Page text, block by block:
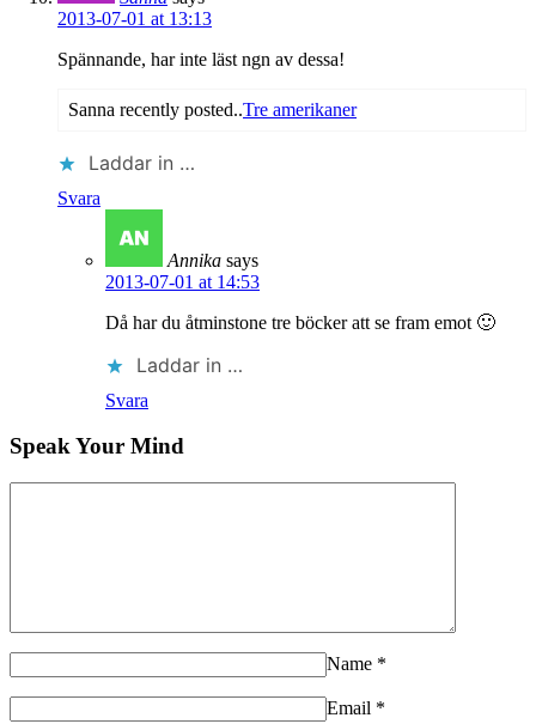
2013-07-01 at 13:13
Spännande, har inte läst ngn av dessa!
Sanna recently posted..Tre amerikaner
Laddar in …
Svara
Annika says
2013-07-01 at 14:53
Då har du åtminstone tre böcker att se fram emot 🙂
Laddar in …
Svara
Speak Your Mind
Name *
Email *